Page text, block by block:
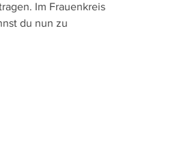
Im Frauenkreis
du nun zu